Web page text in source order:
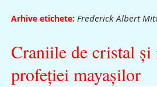
Arhive etichete: Frederick Albert
Craniile de cristal
profeţiei mayaşilor